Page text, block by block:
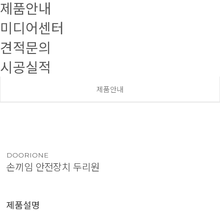
제품안내
미디어센터
견적문의
시공실적
제품안내
DOORIONE
손끼임 안전장치 두리원
제품설명